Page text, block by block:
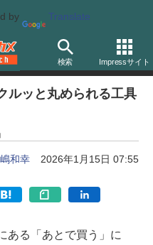
by Translate
検索 Impressサイト
ルッと丸められる工具
和幸 2026年1月15日 07:55
ある「あとで買う」に